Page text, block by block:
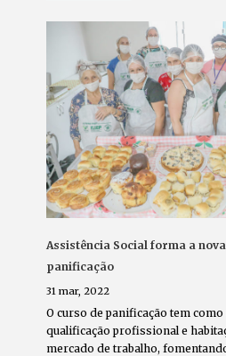
Assistência Social forma a
panificação
31 mar, 2022
O curso de panificação tem
qualificação profissional e
mercado de trabalho,